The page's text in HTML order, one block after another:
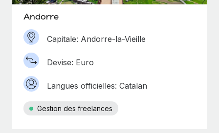
Andorre
Capitale: Andorre-la-Vieille
Devise: Euro
Langues officielles: Catalan
Gestion des freelances